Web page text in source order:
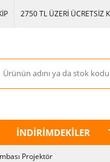
2750 TL ÜZERİ ÜCRETSİZ
İNDİRİMDEKİLER
Projektör